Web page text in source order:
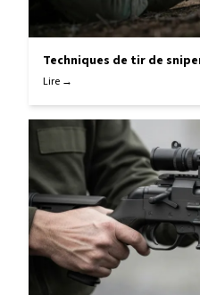
Techniques de tir de
Lire →